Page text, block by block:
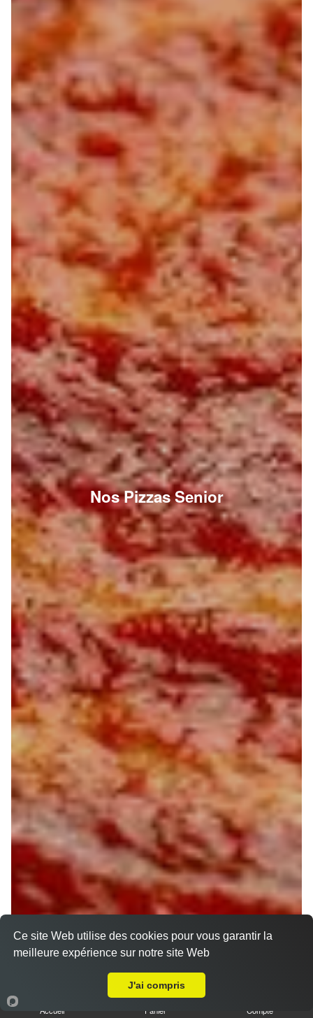
Nos Pizzas Senior
Accueil Panier Compte
Ce site Web utilise des cookies pour vous garantir la
meilleure expérience sur notre site Web
J'ai compris